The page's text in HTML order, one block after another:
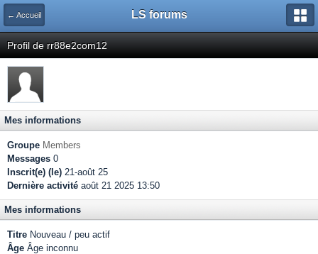
← Accueil LS forums
Profil de rr88e2com12
Mes informations
Groupe Members
Messages 0
Inscrit(e) (le) 21-août 25
Dernière activité août 21 2025 13:50
Mes informations
Titre Nouveau / peu actif
Âge Âge inconnu